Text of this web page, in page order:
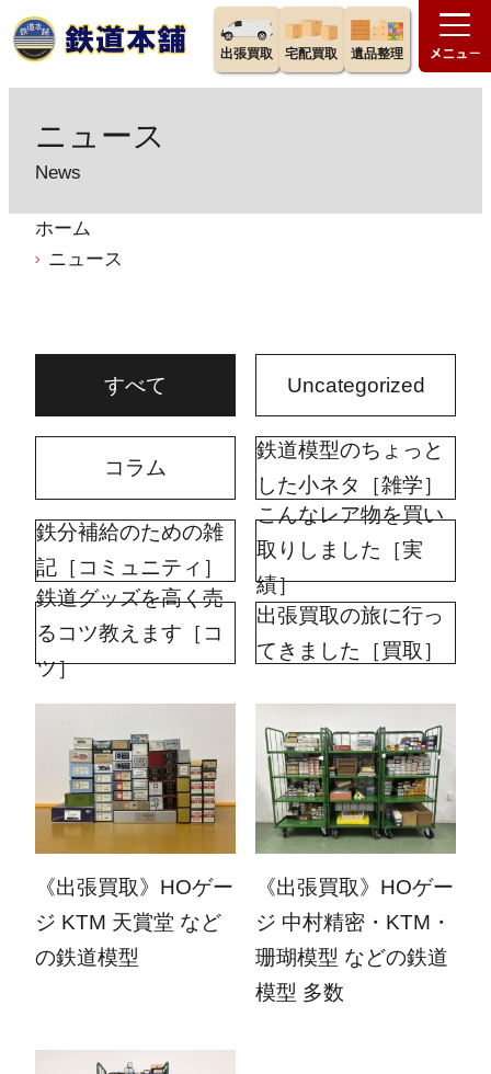
出張買取 宅配買取 遺品整理
ニュース
News
ホーム
ニュース
すべて Uncategorized
コラム
鉄道模型のちょっと
した小ネタ［雑学］
鉄分補給のための雑
記［コミュニティ］
こんなレア物を買い
取りしました［実
績］
鉄道グッズを高く売
るコツ教えます［コ
ツ］
出張買取の旅に行っ
てきました［買取］
《出張買取》HOゲー
ジ KTM 天賞堂 など
の鉄道模型
2026.04.20
《出張買取》HOゲー
ジ 中村精密・KTM・
珊瑚模型 などの鉄道
模型 多数